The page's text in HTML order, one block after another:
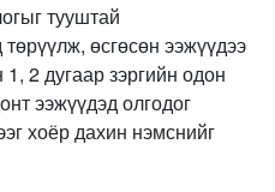
тууштай
өсгөсөн ээжүүдээ
2 дугаар зэргийн одон
ээжүүдэд олгодог
хоёр дахин нэмснийг